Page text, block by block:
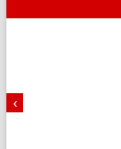
‹